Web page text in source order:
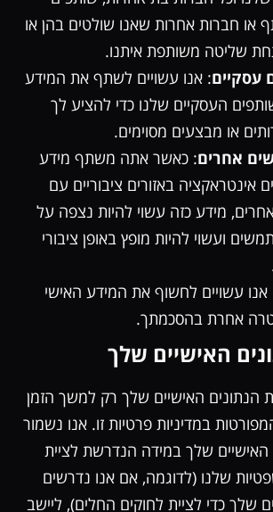
או חברות אחרות שאנו שולטים בהן או
שליטה משותפת איתנו.
עסקיים: אנו עשויים לשתף את המידע
העסקיים שלנו כדי להציע לך
או מבצעים מסוימים.
אחרים: כאשר אתה משתף מידע
אינטראקציה באזורים ציבוריים עם
מידע כזה עשוי להיות נצפה על
ועשוי להיות מופץ באופן ציבורי
אנו עשויים לחשוף את המידע האישי
אחרת בהסכמתך.
האישיים שלך
האישיים שלך רק למשך הזמן
במדיניות פרטיות זו. אנו נשמור
שלך במידה הנדרשת לציית
שלנו (לדוגמה, אם אנו נדרשים
שלך כדי לציית לחוקים החלים), ליישב